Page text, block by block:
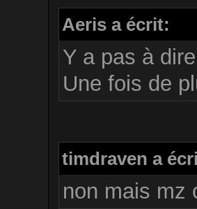
Aeris a écrit:
Y a pas à
Une fois de
timdraven a
non mais mz